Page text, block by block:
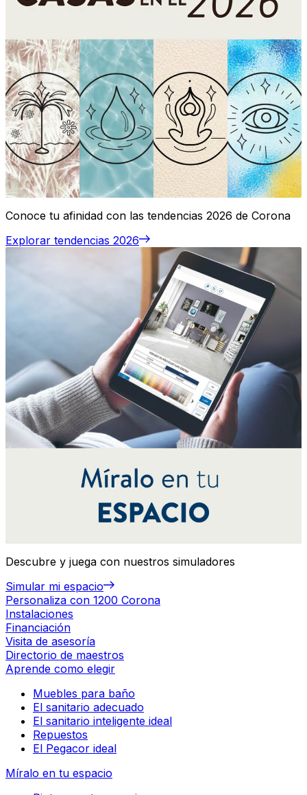
Conoce tu afinidad con las tendencias 2026 de Corona
Explorar tendencias 2026
Descubre y juega con nuestros simuladores
Simular mi espacio
Personaliza con 1200 Corona
Instalaciones
Financiación
Visita de asesoría
Directorio de maestros
Aprende como elegir
Muebles para baño
El sanitario adecuado
El sanitario inteligente ideal
Repuestos
El Pegacor ideal
Míralo en tu espacio